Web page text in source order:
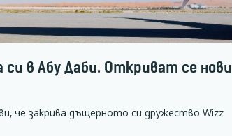
в Абу Даби. Откриват се нови
че закрива дъщерното си дружество Wizz